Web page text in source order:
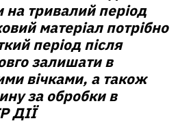
тривалий період
матеріал потрібно
період після
залишати в
вічками, а також
за обробки в
ДІЇ